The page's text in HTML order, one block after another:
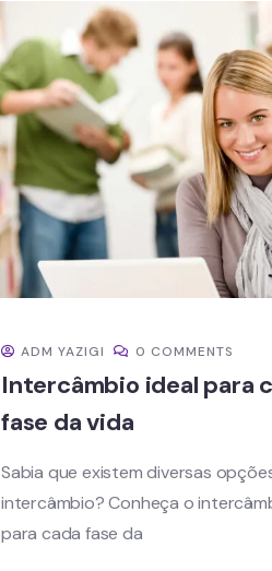
ADM YAZIGI 0 COMMENTS
Intercâmbio ideal para
fase da vida
Sabia que existem diversas
intercâmbio? Conheça o
para cada fase da